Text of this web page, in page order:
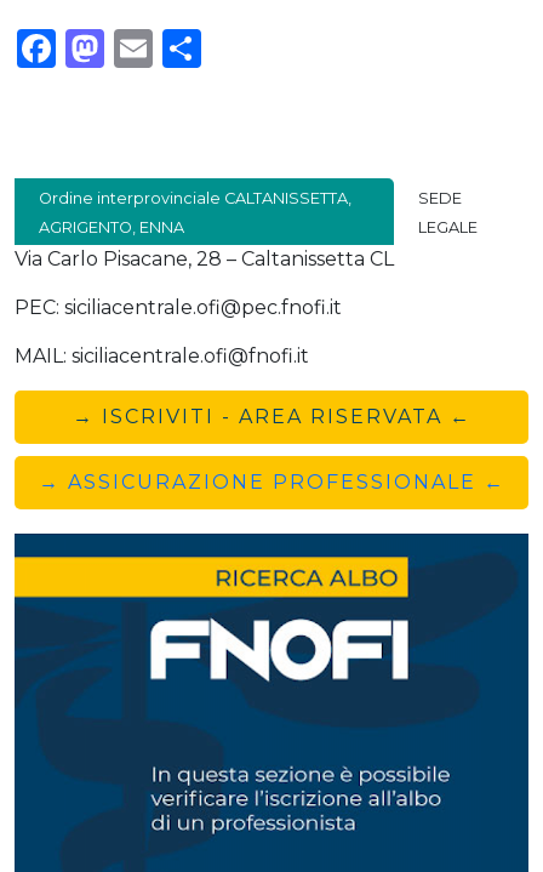
Facebook
Mastodon
Email
Ordine interprovinciale CALTANISSETTA,
AGRIGENTO, ENNA
SEDE
LEGALE
Via Carlo Pisacane, 28 – Caltanissetta CL
PEC: siciliacentrale.ofi@pec.fnofi.it
MAIL: siciliacentrale.ofi@fnofi.it
→ ISCRIVITI - AREA RISERVATA ←
→ ASSICURAZIONE PROFESSIONALE ←